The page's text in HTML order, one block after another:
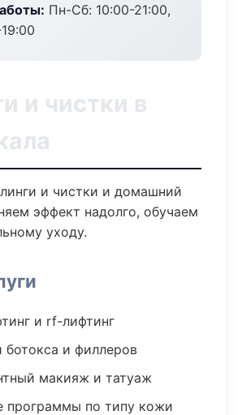
Пн-Сб: 10:00-21:00,
и чистки в
и чистки и домашний
эффект надолго, обучаем
уходу.
и rf-лифтинг
ботокса и филлеров
макияж и татуаж
программы по типу кожи